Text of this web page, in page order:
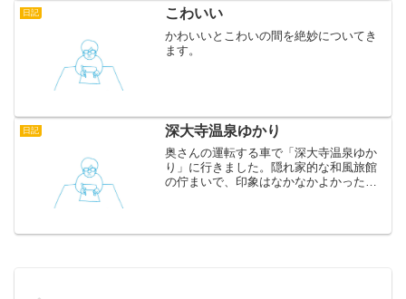
日記 こわいい
かわいいとこわいの間を絶妙についてき
ます。
日記 深大寺温泉ゆかり
奥さんの運転する車で「深大寺温泉ゆか
り」に行きました。隠れ家的な和風旅館
の佇まいで、印象はなかなかよかったの
ずけっこう大変でしたが、...